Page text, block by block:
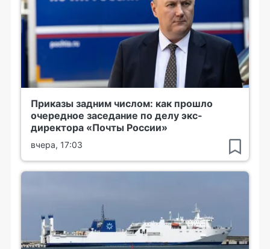
Приказы задним числом: как прошло
очередное заседание по делу экс-
директора «Почты России»
вчера, 17:03